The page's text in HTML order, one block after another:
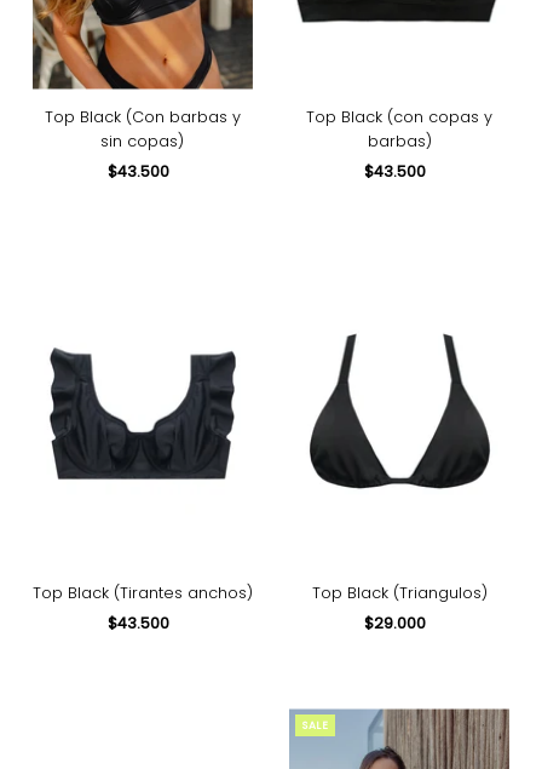
Top Black (Con barbas y
sin copas)
Precio
$43.500
Top Black (con copas y
barbas)
Precio
$43.500
Top Black (Tirantes anchos)
Precio
$43.500
Top Black (Triangulos)
Precio
$29.000
SALE